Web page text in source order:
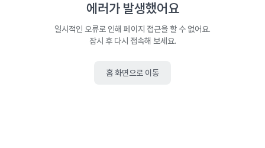
에러가 발생했어요
일시적인 오류로 인해 페이지 접근을 할 수 없어요.
잠시 후 다시 접속해 보세요.
홈 화면으로 이동